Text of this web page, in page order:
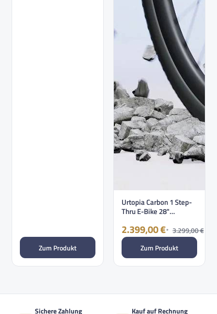
Zum Produkt
Urtopia Carbon 1 Step-
Thru E-Bike 28"
2.399,00 €* 3.299,00 €
Zum Produkt
Sichere Zahlung Kauf auf Rechnung